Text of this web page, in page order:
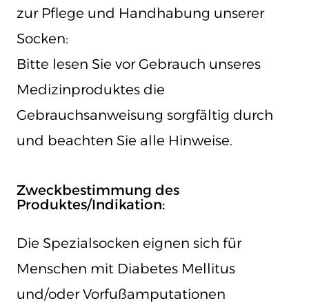
zur Pflege und Handhabung unserer
Socken:
Bitte lesen Sie vor Gebrauch unseres
Medizinproduktes die
Gebrauchsanweisung sorgfältig durch
und beachten Sie alle Hinweise.
Zweckbestimmung des
Produktes/Indikation:
Die Spezialsocken eignen sich für
Menschen mit Diabetes Mellitus
und/oder Vorfußamputationen